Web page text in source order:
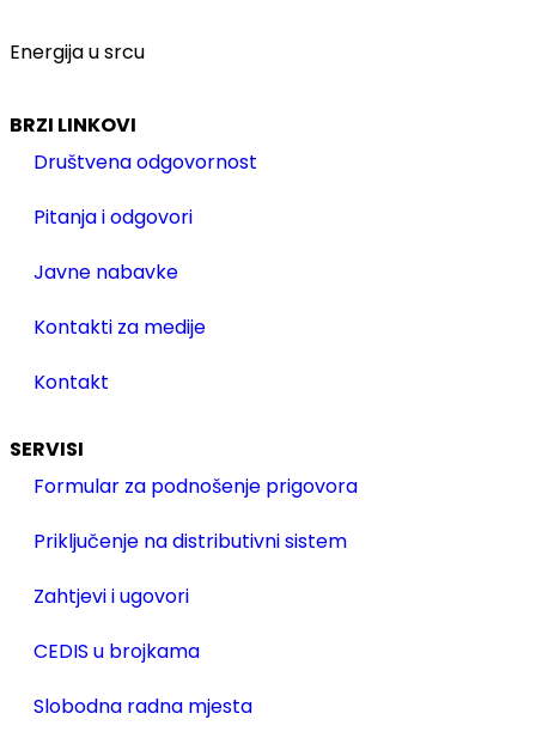
Energija u srcu
BRZI LINKOVI
Društvena odgovornost
Pitanja i odgovori
Javne nabavke
Kontakti za medije
Kontakt
SERVISI
Formular za podnošenje prigovora
Priključenje na distributivni sistem
Zahtjevi i ugovori
CEDIS u brojkama
Slobodna radna mjesta